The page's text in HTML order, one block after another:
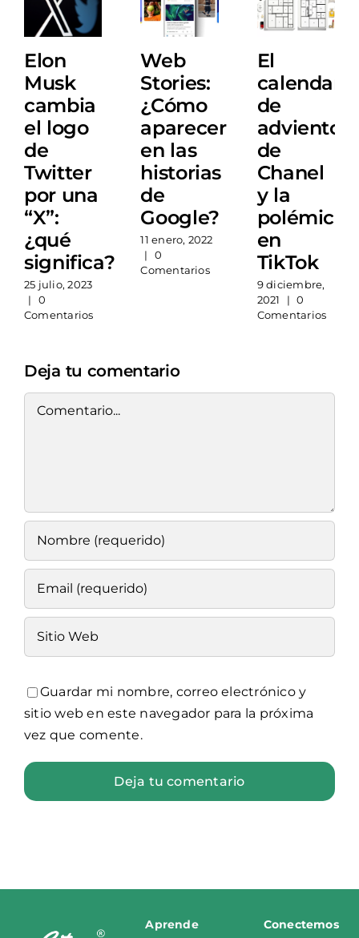
Elon
Musk
cambia
el logo
de
Twitter
por una
“X”:
¿qué
significa?
25 julio, 2023
|
0
Comentarios
Web
Stories:
¿Cómo
aparecer
en las
historias
de
Google?
11 enero, 2022
|
0
Comentarios
El
calendario
de
adviento
de
Chanel
y la
polémica
en
TikTok
9 diciembre,
2021
| 0
Comentarios
Deja tu comentario
Comment
Guardar mi nombre, correo electrónico y
sitio web en este navegador para la próxima
vez que comente.
Aprende
Conectemos